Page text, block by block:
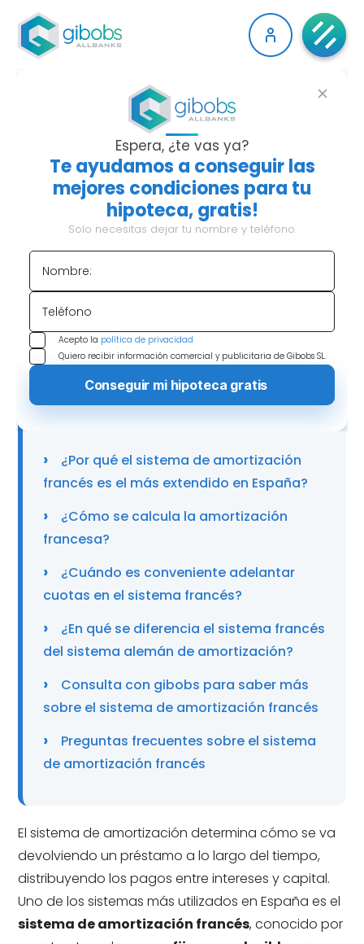
Espera, ¿te vas ya?
Te ayudamos a conseguir las
mejores condiciones para tu
hipoteca, gratis!
Solo necesitas dejar tu nombre y teléfono.
Nombre:
Teléfono
Acepto la política de privacidad
Quiero recibir información comercial y publicitaria de Gibobs SL.
SISTEMA DE
AMORTIZACIÓN
FRANCÉS, ¿EN QUÉ
CONSISTE Y POR QUÉ
ES EL MÁS EXTENDIDO
EN ESPAÑA?
Índice de contenido:
¿Qué es el sistema de amortización
¿Por qué el sistema de amortización
francés es el más extendido en España?
¿Cómo se calcula la amortización
francesa?
¿Cuándo es conveniente adelantar
cuotas en el sistema francés?
¿En qué se diferencia el sistema francés
del sistema alemán de amortización?
Consulta con gibobs para saber más
sobre el sistema de amortización francés
Preguntas frecuentes sobre el sistema
de amortización francés
El sistema de amortización determina cómo se va
devolviendo un préstamo a lo largo del tiempo,
distribuyendo los pagos entre intereses y capital.
Uno de los sistemas más utilizados en España es el
sistema de amortización francés, conocido por